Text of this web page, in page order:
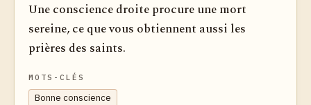
Une conscience droite procure une mort
sereine, ce que vous obtiennent aussi les
prières des saints.
MOTS-CLÉS
Bonne conscience